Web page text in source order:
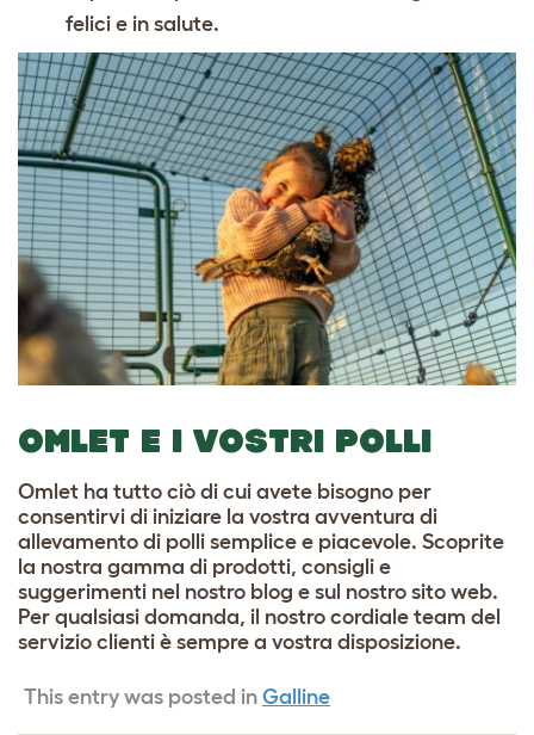
felici e in salute.
OMLET E I VOSTRI POLLI
Omlet ha tutto ciò di cui avete bisogno per
consentirvi di iniziare la vostra avventura di
allevamento di polli semplice e piacevole. Scoprite
la nostra gamma di prodotti, consigli e
suggerimenti nel nostro blog e sul nostro sito web.
Per qualsiasi domanda, il nostro cordiale team del
servizio clienti è sempre a vostra disposizione.
This entry was posted in Galline